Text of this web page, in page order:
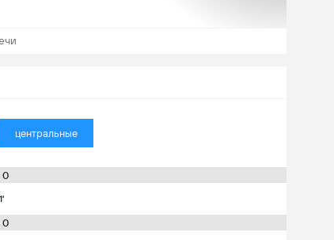
центральные
0
0